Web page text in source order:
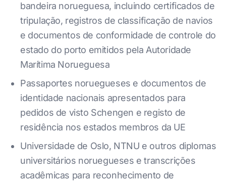
bandeira norueguesa, incluindo certificados de
tripulação, registros de classificação de navios
e documentos de conformidade de controle do
estado do porto emitidos pela Autoridade
Marítima Norueguesa
Passaportes noruegueses e documentos de
identidade nacionais apresentados para
pedidos de visto Schengen e registo de
residência nos estados membros da UE
Universidade de Oslo, NTNU e outros diplomas
universitários noruegueses e transcrições
acadêmicas para reconhecimento de